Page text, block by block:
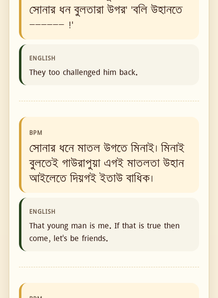
সোনার ধন বুলতারা উগর' 'বলি উহানতে
—————— !'
ENGLISH
They too challenged him back.
BPM
সোনার ধনে মাতল উগতে মিনাই। মিনাই
বুলতেই গাউরাপুয়া এগই মাতলতা উহান
আইলেতে দিয়গই ইতাউ বাধিক।
ENGLISH
That young man is me. If that is true then
come, let's be friends.